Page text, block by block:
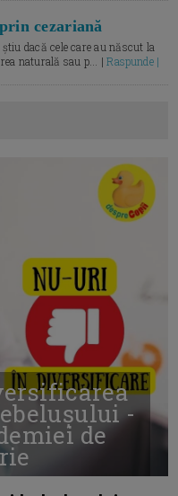
cezariană
dacă cele care au născut la
naturală sau p... |Raspunde |
-
de